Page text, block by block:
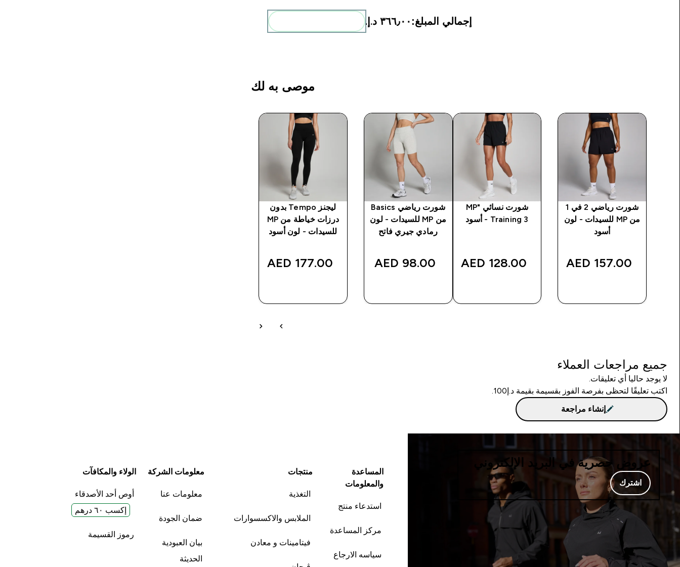
إجمالي المبلغ: ٣٦٦٫٠٠ د.إ.‏‎
موصى به لك
شورت رياضي 2 في 1
من MP للسيدات - لون
أسود
157.00 AED‎
شورت نسائي "MP
Training 3 - أسود
128.00 AED‎
شورت رياضي Basics
من MP للسيدات - لون
رمادي جيري فاتح
98.00 AED‎
ليجنز Tempo بدون
درزات خياطة من MP
للسيدات - لون أسود
177.00 AED‎
جميع مراجعات العملاء
لا يوجد حاليا أي تعليقات.
اكتب تعليقًا لتحظى بفرصة الفوز بقسيمة بقيمة د.إ100.
إنشاء مراجعة
عروض حصرية في البريد الإلكتروني
اشترك
المساعدة
والمعلومات
استدعاء منتج
مركز المساعدة
سياسه الارجاع
منتجات
التغذية
الملابس والاكسسوارات
فيتامينات و معادن
معلومات الشركة
معلومات عنا
ضمان الجودة
بيان العبودية
الحديثة
الولاء والمكافآت
أوص أحد الأصدقاء
إكسب ٦٠ درهم
رموز القسيمة